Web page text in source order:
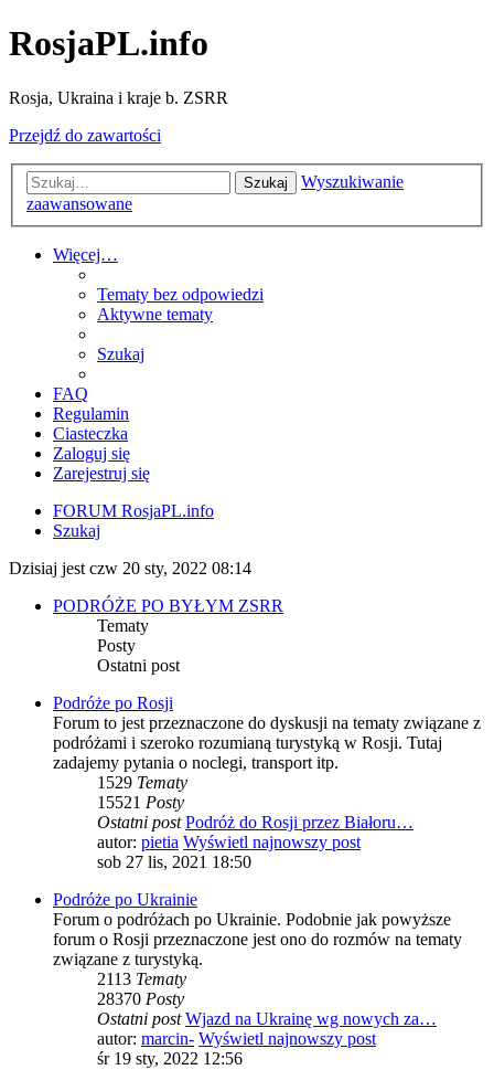
RosjaPL.info
Rosja, Ukraina i kraje b. ZSRR
Przejdź do zawartości
Szukaj
Wyszukiwanie
zaawansowane
Więcej…
Tematy bez odpowiedzi
Aktywne tematy
Szukaj
FAQ
Regulamin
Ciasteczka
Zaloguj się
Zarejestruj się
FORUM RosjaPL.info
Szukaj
Dzisiaj jest czw 20 sty, 2022 08:14
PODRÓŻE PO BYŁYM ZSRR
Tematy
Posty
Ostatni post
Podróże po Rosji
Forum to jest przeznaczone do dyskusji na tematy związane z
podróżami i szeroko rozumianą turystyką w Rosji. Tutaj
zadajemy pytania o noclegi, transport itp.
1529 Tematy
15521 Posty
Ostatni post Podróż do Rosji przez Białoru…
autor: pietia Wyświetl najnowszy post
sob 27 lis, 2021 18:50
Podróże po Ukrainie
Forum o podróżach po Ukrainie. Podobnie jak powyższe
forum o Rosji przeznaczone jest ono do rozmów na tematy
związane z turystyką.
2113 Tematy
28370 Posty
Ostatni post Wjazd na Ukrainę wg nowych za…
autor: marcin- Wyświetl najnowszy post
śr 19 sty, 2022 12:56